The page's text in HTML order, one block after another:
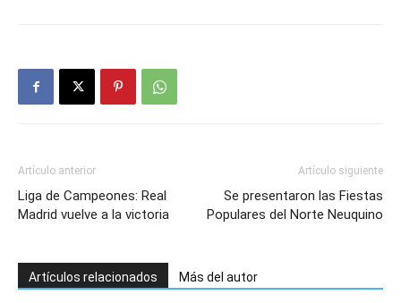
Artículo anterior
Liga de Campeones: Real
Madrid vuelve a la victoria
Artículo siguiente
Se presentaron las Fiestas
Populares del Norte Neuquino
Artículos relacionados Más del autor